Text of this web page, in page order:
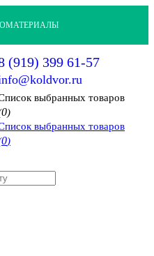
(919) 399 61-57
выбранных товаров
0)
выбранных товаров
0)